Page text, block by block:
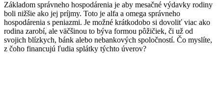
Základom správneho hospodárenia je aby mesačné výdavky rodiny
boli nižšie ako jej príjmy. Toto je alfa a omega správneho
hospodárenia s peniazmi. Je možné krátkodobo si dovoliť viac ako
rodina zarobí, ale väčšinou to býva formou pôžičiek, či už od
svojich blízkych, bánk alebo nebankových spoločností. Čo myslíte,
z čoho financujú ľudia splátky týchto úverov?